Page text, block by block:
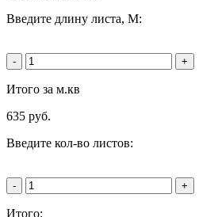
Введите длину листа, М:
- +
Итого за м.кв
635 руб.
Введите кол-во листов:
- +
Итого: